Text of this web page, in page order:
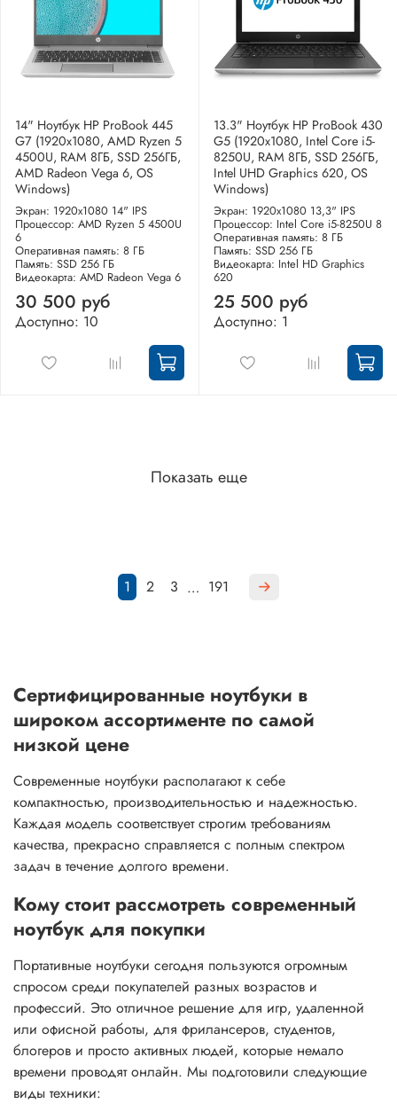
14" Ноутбук HP ProBook 445
G7 (1920x1080, AMD Ryzen 5
4500U, RAM 8ГБ, SSD 256ГБ,
AMD Radeon Vega 6, OS
Windows)
Экран: 1920x1080 14" IPS
Процессор: AMD Ryzen 5 4500U
6
Оперативная память: 8 ГБ
Память: SSD 256 ГБ
Видеокарта: AMD Radeon Vega 6
30 500 руб
Доступно: 10
13.3" Ноутбук HP ProBook 430
G5 (1920x1080, Intel Core i5-
8250U, RAM 8ГБ, SSD 256ГБ,
Intel UHD Graphics 620, OS
Windows)
Экран: 1920x1080 13,3" IPS
Процессор: Intel Core i5-8250U 8
Оперативная память: 8 ГБ
Память: SSD 256 ГБ
Видеокарта: Intel HD Graphics
620
25 500 руб
Доступно: 1
Показать еще
1 2 3 … 191
Сертифицированные ноутбуки в
широком ассортименте по самой
низкой цене
Современные ноутбуки располагают к себе
компактностью, производительностью и надежностью.
Каждая модель соответствует строгим требованиям
качества, прекрасно справляется с полным спектром
задач в течение долгого времени.
Кому стоит рассмотреть современный
ноутбук для покупки
Портативные ноутбуки сегодня пользуются огромным
спросом среди покупателей разных возрастов и
профессий. Это отличное решение для игр, удаленной
или офисной работы, для фрилансеров, студентов,
блогеров и просто активных людей, которые немало
времени проводят онлайн. Мы подготовили следующие
виды техники: